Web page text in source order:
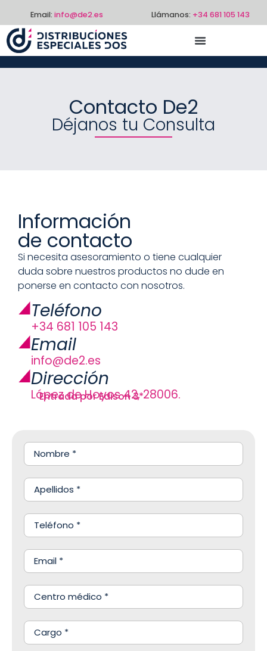
Email: info@de2.es Llámanos: +34 681 105 143
Contacto De2
Déjanos tu Consulta
Información
de contacto
Si necesita asesoramiento o tiene cualquier
duda sobre nuestros productos no dude en
ponerse en contacto con nosotros.
Teléfono
+34 681 105 143
Email
info@de2.es
Dirección
López de Hoyos 42, 28006.
Entrada por Edison 3*